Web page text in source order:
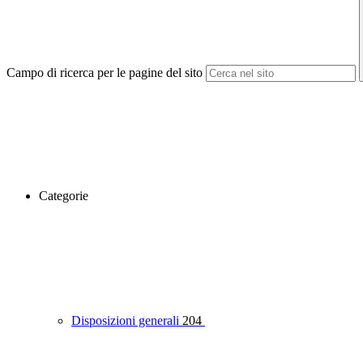
Campo di ricerca per le pagine del sito
Categorie
Disposizioni generali 204